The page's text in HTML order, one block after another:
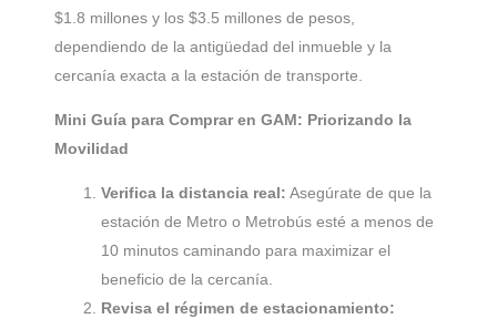
$1.8 millones y los $3.5 millones de pesos,
dependiendo de la antigüedad del inmueble y la
cercanía exacta a la estación de transporte.
Mini Guía para Comprar en GAM: Priorizando la
Movilidad
Verifica la distancia real: Asegúrate de que la
estación de Metro o Metrobús esté a menos de
10 minutos caminando para maximizar el
beneficio de la cercanía.
Revisa el régimen de estacionamiento: